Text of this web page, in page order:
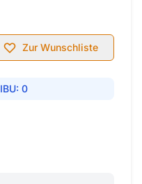
Zur Wunschliste
IBU: 0